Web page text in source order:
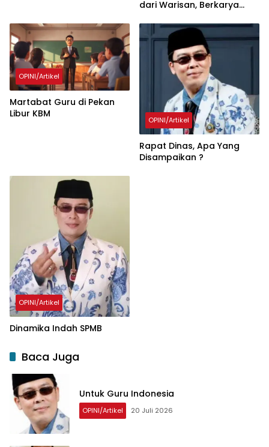
dari Warisan, Berkarya
OPINI/Artikel
Martabat Guru di Pekan
Libur KBM
OPINI/Artikel
Rapat Dinas, Apa Yang
Disampaikan ?
OPINI/Artikel
Dinamika Indah SPMB
Baca Juga
Untuk Guru Indonesia
OPINI/Artikel 20 Juli 2026